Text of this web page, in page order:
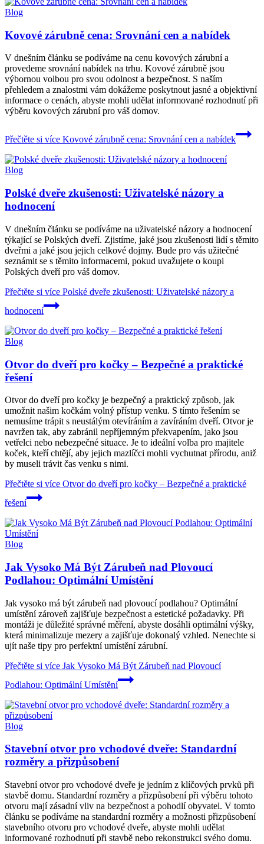
Blog
Kovové zárubně cena: Srovnání cen a nabídek
V dnešním článku se podíváme na cenu kovových zárubní a
provedeme srovnání nabídek na trhu. Kovové zárubně jsou
výbornou volbou pro svou odolnost a bezpečnost. S naším
přehledem a znalostmi vám dokážeme poskytnout jasné a objektivní
informace o cenách, abyste mohli udělat informované rozhodnutí při
výběru kovových zárubní pro váš domov.
Přečtěte si více Kovové zárubně cena: Srovnání cen a nabídek
Blog
Polské dveře zkušenosti: Uživatelské názory a
hodnocení
V dnešním článku se podíváme na uživatelské názory a hodnocení
týkající se Polských dveří. Zjistíme, jaké jsou zkušenosti lidí s těmito
dveřmi a jaké jsou jejich celkové dojmy. Bude pro vás užitečné
seznámit se s těmito informacemi, pokud uvažujete o koupi
Polských dveří pro váš domov.
Přečtěte si více Polské dveře zkušenosti: Uživatelské názory a
hodnocení
Blog
Otvor do dveří pro kočky – Bezpečné a praktické
řešení
Otvor do dveří pro kočky je bezpečný a praktický způsob, jak
umožnit našim kočkám volný přístup venku. S tímto řešením se
nemusíme trápit s neustálým otevíráním a zavíráním dveří. Otvor je
navržen tak, aby zabránil nepříjemným překvapením, jako jsou
vetřelci nebo nebezpečné situace. Je to ideální volba pro majitele
koček, kteří chtějí, aby jejich mazlíčci mohli vychutnat přírodu, aniž
by museli trávit čas venku s nimi.
Přečtěte si více Otvor do dveří pro kočky – Bezpečné a praktické
řešení
Blog
Jak Vysoko Má Být Zárubeň nad Plovoucí
Podlahou: Optimální Umístění
Jak vysoko má být zárubeň nad plovoucí podlahou? Optimální
umístění zároveň zajišťuje bezpečnost a estetické požadavky. Při
montáži je důležité správné měření, abyste dosáhli optimální výšky,
která minimalizuje mezery a zajišťuje dokonalý vzhled. Nenechte si
ujít naše tipy pro perfektní umístění zárubní.
Přečtěte si více Jak Vysoko Má Být Zárubeň nad Plovoucí
Podlahou: Optimální Umístění
Blog
Stavební otvor pro vchodové dveře: Standardní
rozměry a přizpůsobení
Stavební otvor pro vchodové dveře je jedním z klíčových prvků při
stavbě domu. Standardní rozměry a přizpůsobení při výběru tohoto
otvoru mají zásadní vliv na bezpečnost a pohodlí obyvatel. V tomto
článku se podíváme na standardní rozměry a možnosti přizpůsobení
stavebního otvoru pro vchodové dveře, abyste mohli udělat
informované rozhodnutí při stavbě nebo rekonstrukci svého domu.